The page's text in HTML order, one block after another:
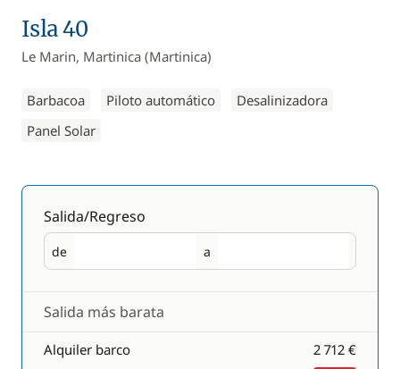
Isla 40
Le Marin, Martinica (Martinica)
Barbacoa Piloto automático
Desalinizadora
Panel Solar
Salida/Regreso
de
Salida a
Regreso
Salida más barata
Alquiler barco 2 712 €